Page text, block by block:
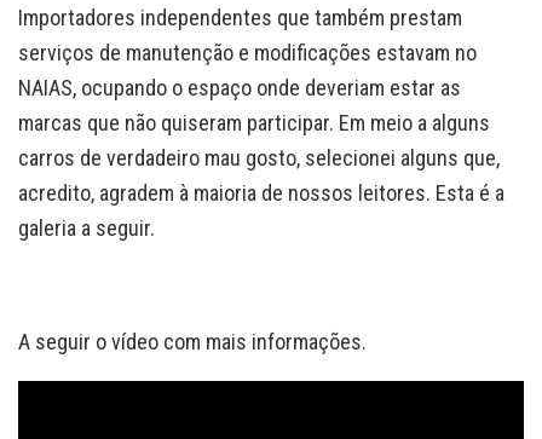
Importadores independentes que também prestam
serviços de manutenção e modificações estavam no
NAIAS, ocupando o espaço onde deveriam estar as
marcas que não quiseram participar. Em meio a alguns
carros de verdadeiro mau gosto, selecionei alguns que,
acredito, agradem à maioria de nossos leitores. Esta é a
galeria a seguir.
A seguir o vídeo com mais informações.